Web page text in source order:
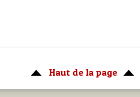
Haut de la page